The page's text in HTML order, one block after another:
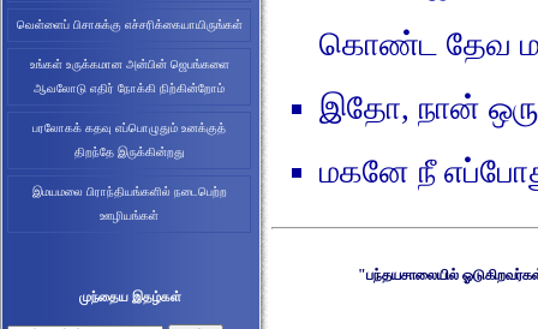
கொண்ட தேவ
இதோ, நான்
மகனே நீ
"பந்தயசாலையில்